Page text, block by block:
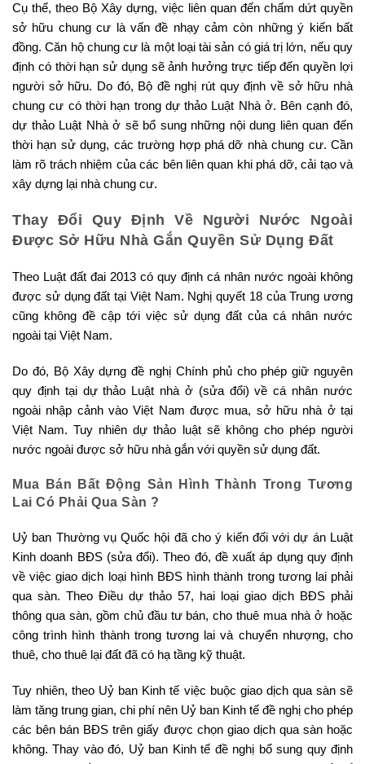
Cụ thể, theo Bộ Xây dựng, việc liên quan đến chấm dứt quyền
sở hữu chung cư là vấn đề nhạy cảm còn những ý kiến bất
đồng. Căn hộ chung cư là một loại tài sản có giá trị lớn, nếu quy
định có thời hạn sử dụng sẽ ảnh hưởng trực tiếp đến quyền lợi
người sở hữu. Do đó, Bộ đề nghị rút quy định về sở hữu nhà
chung cư có thời hạn trong dự thảo Luật Nhà ở. Bên cạnh đó,
dự thảo Luật Nhà ở sẽ bổ sung những nội dung liên quan đến
thời hạn sử dụng, các trường hợp phá dỡ nhà chung cư. Cần
làm rõ trách nhiệm của các bên liên quan khi phá dỡ, cải tạo và
xây dựng lại nhà chung cư.
Thay Đổi Quy Định Về Người Nước Ngoài
Được Sở Hữu Nhà Gắn Quyền Sử Dụng Đất
Theo Luật đất đai 2013 có quy định cá nhân nước ngoài không
được sử dụng đất tại Việt Nam. Nghị quyết 18 của Trung ương
cũng không đề cập tới việc sử dụng đất của cá nhân nước
ngoài tại Việt Nam.
Do đó, Bộ Xây dựng đề nghị Chính phủ cho phép giữ nguyên
quy định tại dự thảo Luật nhà ở (sửa đổi) về cá nhân nước
ngoài nhập cảnh vào Việt Nam được mua, sở hữu nhà ở tại
Việt Nam. Tuy nhiên dự thảo luật sẽ không cho phép người
nước ngoài được sở hữu nhà gắn với quyền sử dụng đất.
Mua Bán Bất Động Sản Hình Thành Trong Tương
Lai Có Phải Qua Sàn ?
Uỷ ban Thường vụ Quốc hội đã cho ý kiến đối với dự án Luật
Kinh doanh BĐS (sửa đổi). Theo đó, đề xuất áp dụng quy định
về việc giao dịch loại hình BĐS hình thành trong tương lai phải
qua sàn. Theo Điều dự thảo 57, hai loại giao dịch BĐS phải
thông qua sàn, gồm chủ đầu tư bán, cho thuê mua nhà ở hoặc
công trình hình thành trong tương lai và chuyển nhượng, cho
thuê, cho thuê lại đất đã có hạ tầng kỹ thuật.
Tuy nhiên, theo Uỷ ban Kinh tế việc buộc giao dịch qua sàn sẽ
làm tăng trung gian, chi phí nên Uỷ ban Kinh tế đề nghị cho phép
các bên bán BĐS trên giấy được chọn giao dịch qua sàn hoặc
không. Thay vào đó, Uỷ ban Kinh tế đề nghị bổ sung quy định